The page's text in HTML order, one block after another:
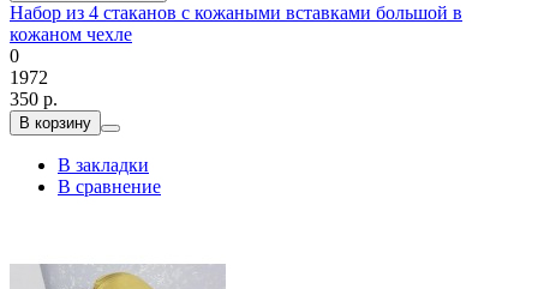
Набор из 4 стаканов с кожаными вставками большой в
кожаном чехле
0
1972
350 р.
В корзину
В закладки
В сравнение